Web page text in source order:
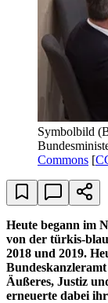
Symbolbild
Commons [
Heute begann im
von der türkis-
2018 und 2019.
Äußeres, Justiz
erneuerte dabei